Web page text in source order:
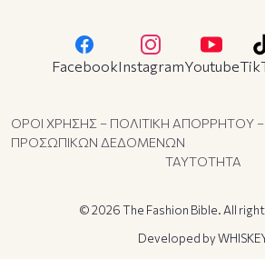
FacebookInstagramYoutube
ΟΡΟΙ ΧΡΗΣΗΣ – ΠΟΛΙΤΙΚΗ ΑΠΟΡΡΗΤΟΥ
ΠΡΟΣΩΠΙΚΩΝ ΔΕΔΟΜΕΝΩΝ
ΤΑΥΤΟΤΗΤΑ
© 2026 The Fashion Bible. All
Developed by